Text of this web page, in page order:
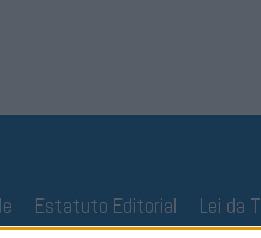
Estatuto Editorial Lei da